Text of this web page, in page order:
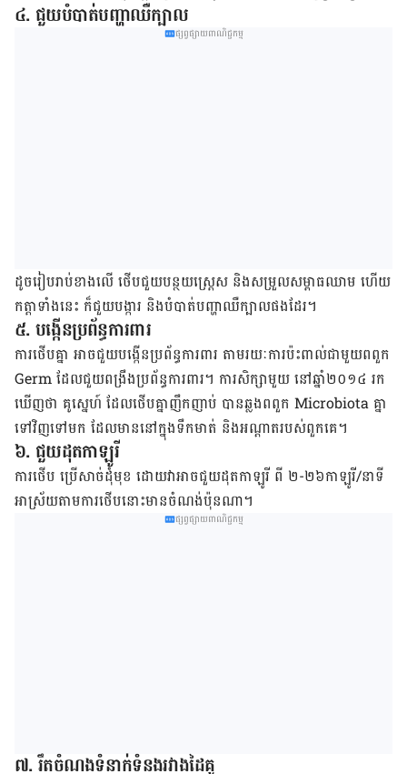
៤. ជួយបំបាត់​បញ្ហា​ឈឺក្បាល
ផ្សព្វផ្សាយពាណិជ្ជកម្ម
ដូចរៀបរាប់​ខាងលើ ថើបជួយ​បន្ថយ​ស្ត្រេស និង​សម្រួល​សម្ពាធឈាម ហើយ​
កត្ដា​ទាំង​នេះ ក៏​ជួយ​បង្ការ និង​បំបាត់​បញ្ហា​ឈឺក្បាល​ផងដែរ។
៥. បង្កើន​ប្រព័ន្ធ​ការពារ
ការថើបគ្នា អាច​ជួយបង្កើន​ប្រព័ន្ធ​ការពារ តាមរយៈ​ការប៉ះពាល់​ជាមួយ​ពពួក
Germ ដែល​ជួយ​ពង្រឹង​ប្រព័ន្ធ​ការពារ។ ការសិក្សា​មួយ នៅ​ឆ្នាំ​២០១៤ រក
ឃើញ​ថា គូស្នេហ៍ ដែល​ថើបគ្នា​ញឹកញាប់ បាន​ឆ្លង​ពពួក Microbiota គ្នា​
ទៅវិញទៅ​មក ដែល​មាន​នៅក្នុង​ទឹកមាត់ និង​អណ្ដាត​របស់​ពួកគេ។
៦. ជួយដុត​កាឡូរី
ការថើប ប្រើសាច់ដុំមុខ ដោយវាអាច​ជួយ​ដុត​កាឡូរី ពី ២-២៦​កាឡូរី/នាទី
អាស្រ័យ​តាម​ការថើប​នោះ​មាន​ចំណង់ប៉ុនណា។
ផ្សព្វផ្សាយពាណិជ្ជកម្ម
៧. រឹតចំណងទំនាក់ទំនងរវាងដៃគូ